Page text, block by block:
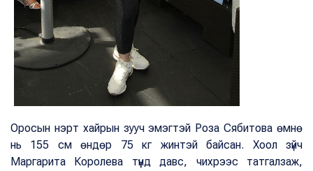
Оросын нэрт хайрын зууч эмэгтэй Роза Сябитова өмнө
нь 155 см өндөр 75 кг жинтэй байсан. Хоол зүйч
Маргарита Королева түүнд давс, чихрээс татгалзаж,